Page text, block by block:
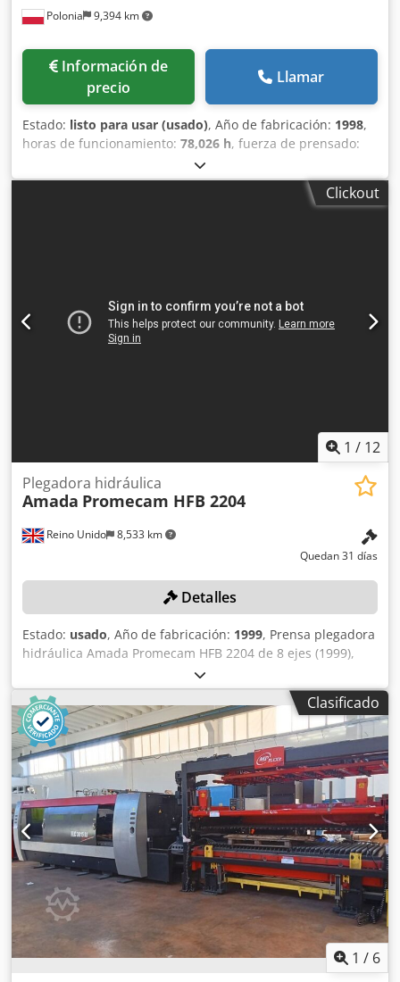
Polonia 9,394 km
Información de
precio
Llamar
Estado: listo para usar (usado), Año de fabricación: 1998,
horas de funcionamiento: 78,026 h, fuerza de prensado:
, número de ejes:
plegadora AMADA HFBO 100-30 de 8 ejes se fabricó en
1998. Cuenta con una fuerza máxima de prensado de 1000
prensa plegadora AMADA HFBO 100-30 que tenemos a la
venta. Póngase en contacto con nosotros para obtener más
detalles. • Distancia entre bastidores: 2700 mm • Recorrido
Clickout
1 / 12
Reino Unido 8,533 km
Plegadora hidráulica
Amada Promecam HFB 2204
Quedan 31 días
Detalles
Estado: usado, Año de fabricación: 1999, Prensa plegadora
hidráulica Amada Promecam HFB 2204 de 8 ejes (1999),
capacidad de 2200 kN, longitud de la mesa de 4000 mm,
carrera máxima de 180 mm, tiempo de parada de 80 ms,
distancia de parada de 9 mm, peso de la máquina de 16
000 kg. N.º de serie: HFBO 220 40 H990103 (1999). País de
origen: Francia. Atención: la recogida se realizará entre el
6 y el 20 de octubre de 2026; las instalaciones
permanecerán cerradas del 10 de septiembre al 5 de
octubre de 2026. Dcjdpfx Aozn Urzji Nek Atención: este lote
se encuentra en Cardiff, Gales, Reino Unido.
Lamentablemente, no hay instalaciones de carga en el
lugar; el desmontaje y la carga correrán a cargo del
comprador.
Clasificado
1 / 6